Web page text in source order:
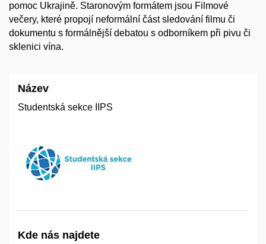
pomoc Ukrajině. Staronovým formátem jsou Filmové
večery, které propojí neformální část sledování filmu či
dokumentu s formálnější debatou s odborníkem při pivu či
sklenici vína.
Název
Studentská sekce IIPS
Kde nás najdete